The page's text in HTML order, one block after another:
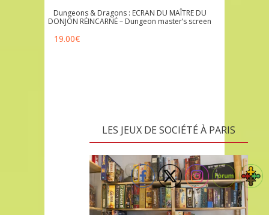
Dungeons & Dragons : ECRAN DU MAÎTRE DU
DONJON RÉINCARNÉ – Dungeon master’s screen
19.00€
LES JEUX DE SOCIÉTÉ À PARIS